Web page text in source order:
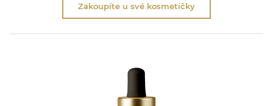
Zakoupíte u své kosmetičky